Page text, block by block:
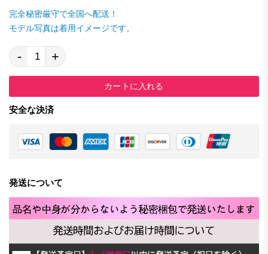
完全秘密厳守で全国へ配送！
モデル写真は着用イメージです。
- +
カートに入れる
安全な決済
発送について